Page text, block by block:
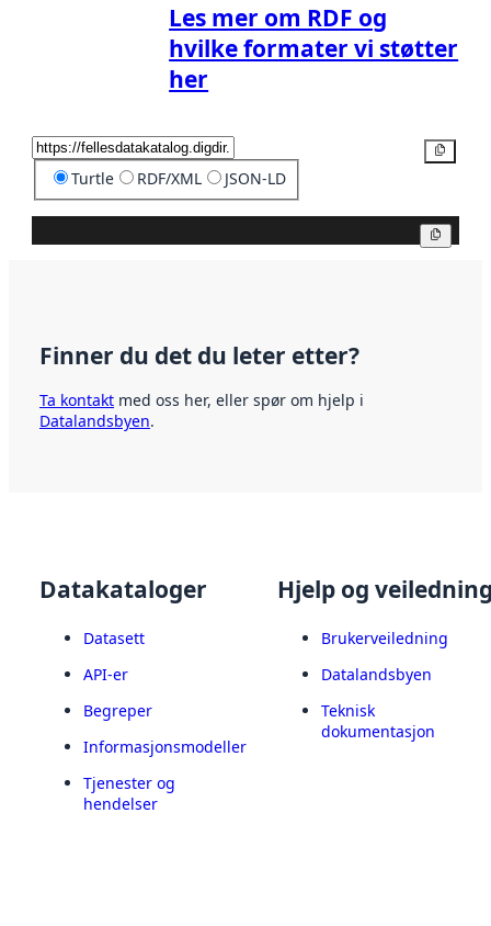
Les mer om RDF og
hvilke formater vi støtter
her
Turtle RDF/XML JSON-LD
Finner du det du leter etter?
Ta kontakt med oss her, eller spør om hjelp i
Datalandsbyen.
Datakataloger
Datasett
API-er
Begreper
Informasjonsmodeller
Tjenester og
hendelser
Hjelp og
Brukerveiledning
Datalandsbyen
Teknisk
dokumentasjon